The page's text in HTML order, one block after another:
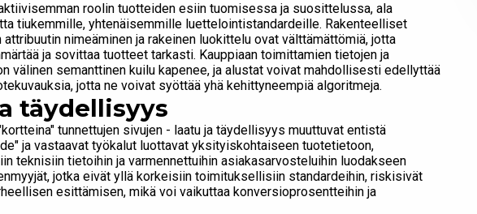
roolin tuotteiden esiin tuomisessa ja suosittelussa, ala
tiukemmille, yhtenäisemmille luettelointistandardeille. Rakenteelliset
nimeäminen ja rakeinen luokittelu ovat välttämättömiä, jotta
ja sovittaa tuotteet tarkasti. Kauppiaan toimittamien tietojen ja
välinen semanttinen kuilu kapenee, ja alustat voivat mahdollisesti edellyttää
jotta ne voivat syöttää yhä kehittyneempiä algoritmeja.
täydellisyys
tunnettujen sivujen - laatu ja täydellisyys muuttuvat entistä
ja vastaavat työkalut luottavat yksityiskohtaiseen tuotetietoon,
teknisiin tietoihin ja varmennettuihin asiakasarvosteluihin luodakseen
jotka eivät yllä korkeisiin toimituksellisiin standardeihin, riskisivät
esittämisen, mikä voi vaikuttaa konversioprosentteihin ja